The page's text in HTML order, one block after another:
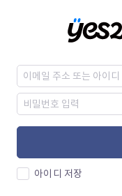
아이디 저장